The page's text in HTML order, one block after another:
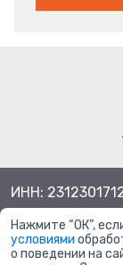
ИНН:
Краснодар ул.
Нажмите “ОК”,
условиями
о поведении на